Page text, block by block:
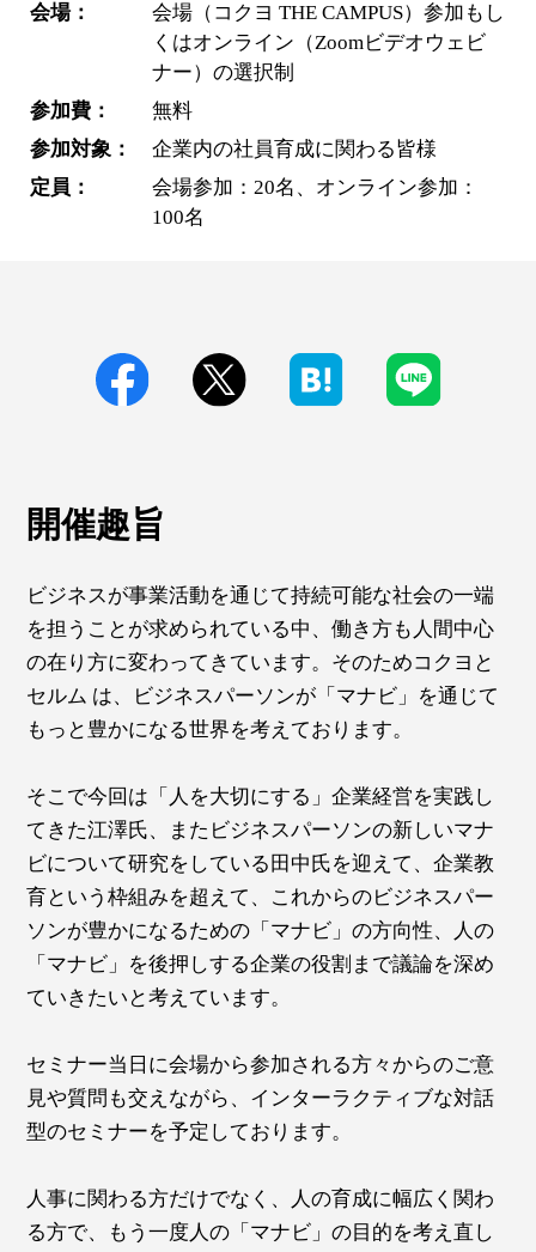
会場：
会場（コクヨ THE CAMPUS）参加もし
くはオンライン（Zoomビデオウェビ
ナー）の選択制
参加費：
無料
参加対象：
企業内の社員育成に関わる皆様
定員：
会場参加：20名、オンライン参加：
100名
開催趣旨
ビジネスが事業活動を通じて持続可能な社会の一端
を担うことが求められている中、働き方も人間中心
の在り方に変わってきています。そのためコクヨと
セルム は、ビジネスパーソンが「マナビ」を通じて
もっと豊かになる世界を考えております。
そこで今回は「人を大切にする」企業経営を実践し
てきた江澤氏、またビジネスパーソンの新しいマナ
ビについて研究をしている田中氏を迎えて、企業教
育という枠組みを超えて、これからのビジネスパー
ソンが豊かになるための「マナビ」の方向性、人の
「マナビ」を後押しする企業の役割まで議論を深め
ていきたいと考えています。
セミナー当日に会場から参加される方々からのご意
見や質問も交えながら、インターラクティブな対話
型のセミナーを予定しております。
人事に関わる方だけでなく、人の育成に幅広く関わ
る方で、もう一度人の「マナビ」の目的を考え直し